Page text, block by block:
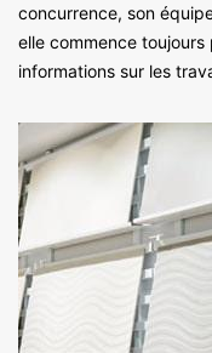
concurrence, son
elle commence toujours
informations sur les